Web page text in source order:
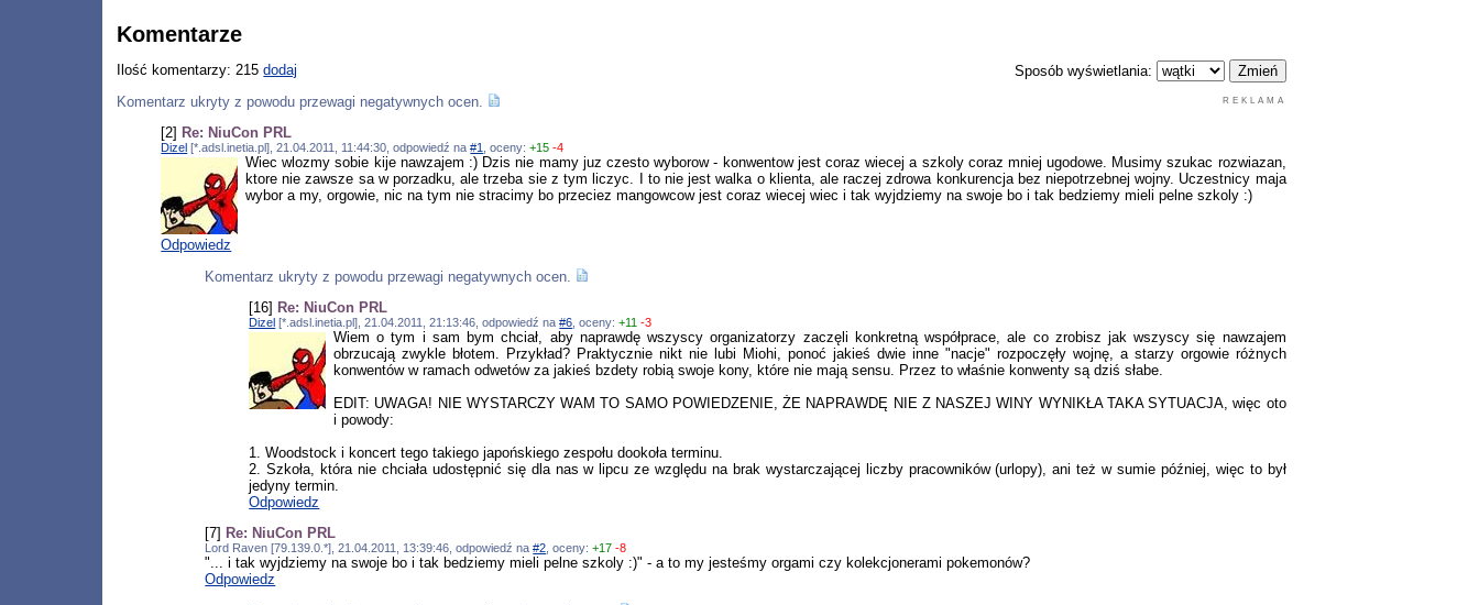
Komentarze
Sposób wyświetlania:
Ilość komentarzy: 215dodaj
REKLAMA
Komentarz ukryty z powodu przewagi negatywnych ocen.
[2] Re: NiuCon PRL
Dizel [*.adsl.inetia.pl], 21.04.2011, 11:44:30, odpowiedź na#1 , oceny:+15 -4
Wiec wlozmy sobie kije nawzajem :) Dzis nie mamy juz czesto wyborow - konwentow jest coraz wiecej a szkoly coraz mniej ugodowe. Musimy szukac rozwiazan,
ktore nie zawsze sa w porzadku, ale trzeba sie z tym liczyc. I to nie jest walka o klienta, ale raczej zdrowa konkurencja bez niepotrzebnej wojny. Uczestnicy maja
wybor a my, orgowie, nic na tym nie stracimy bo przeciez mangowcow jest coraz wiecej wiec i tak wyjdziemy na swoje bo i tak bedziemy mieli pelne szkoly :)
Odpowiedz
Komentarz ukryty z powodu przewagi negatywnych ocen.
[16] Re: NiuCon PRL
Dizel [*.adsl.inetia.pl], 21.04.2011, 21:13:46, odpowiedź na#6 , oceny:+11 -3
Wiem o tym i sam bym chciał, aby naprawdę wszyscy organizatorzy zaczęli konkretną współprace, ale co zrobisz jak wszyscy się nawzajem
obrzucają zwykle błotem. Przykład? Praktycznie nikt nie lubi Miohi, ponoć jakieś dwie inne "nacje" rozpoczęły wojnę, a starzy orgowie różnych
konwentów w ramach odwetów za jakieś bzdety robią swoje kony, które nie mają sensu. Przez to właśnie konwenty są dziś słabe.
EDIT: UWAGA! NIE WYSTARCZY WAM TO SAMO POWIEDZENIE, ŻE NAPRAWDĘ NIE Z NASZEJ WINY WYNIKŁA TAKA SYTUACJA, więc oto
i powody:
1. Woodstock i koncert tego takiego japońskiego zespołu dookoła terminu.
2. Szkoła, która nie chciała udostępnić się dla nas w lipcu ze względu na brak wystarczającej liczby pracowników (urlopy), ani też w sumie później, więc to był
jedyny termin.
Odpowiedz
[7] Re: NiuCon PRL
Lord Raven [79.139.0.*], 21.04.2011, 13:39:46, odpowiedź na#2 , oceny:+17 -8
"... i tak wyjdziemy na swoje bo i tak bedziemy mieli pelne szkoly :)" - a to my jesteśmy orgami czy kolekcjonerami pokemonów?
Odpowiedz